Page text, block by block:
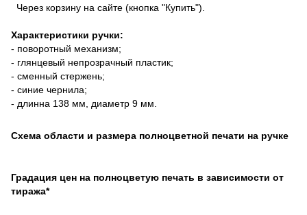
Через корзину на сайте (кнопка "Купить").
Характеристики ручки:
- поворотный механизм;
- глянцевый непрозрачный пластик;
- сменный стержень;
- синие чернила;
- длинна 138 мм, диаметр 9 мм.
Схема области и размера полноцветной печати на ручке
Градация цен на полноцветую печать в зависимости от
тиража*